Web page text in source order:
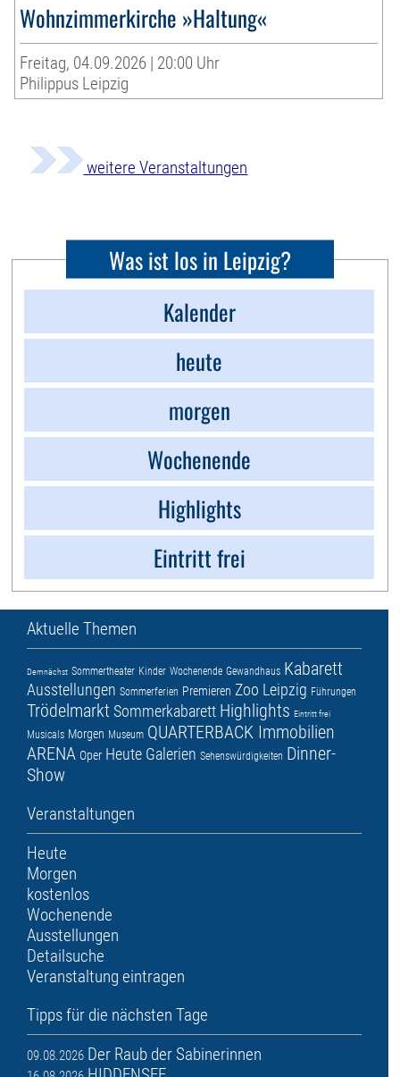
Wohnzimmerkirche »Haltung«
Freitag, 04.09.2026 | 20:00 Uhr
Philippus Leipzig
weitere Veranstaltungen
Was ist los in Leipzig?
Kalender
heute
morgen
Wochenende
Highlights
Eintritt frei
Aktuelle Themen
Demnächst Sommertheater Kinder Wochenende Gewandhaus Kabarett
Ausstellungen Sommerferien Premieren Zoo Leipzig Führungen
Trödelmarkt Sommerkabarett Highlights Eintritt frei
Musicals Morgen Museum QUARTERBACK Immobilien
ARENA Oper Heute Galerien Sehenswürdigkeiten Dinner-
Show
Veranstaltungen
Heute
Morgen
kostenlos
Wochenende
Ausstellungen
Detailsuche
Veranstaltung eintragen
Tipps für die nächsten Tage
09.08.2026 Der Raub der Sabinerinnen